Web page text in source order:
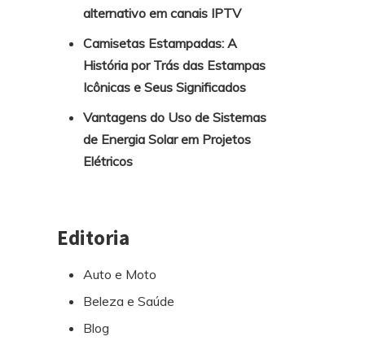
alternativo em canais IPTV
Camisetas Estampadas: A
História por Trás das Estampas
Icônicas e Seus Significados
Vantagens do Uso de Sistemas
de Energia Solar em Projetos
Elétricos
Editoria
Auto e Moto
Beleza e Saúde
Blog